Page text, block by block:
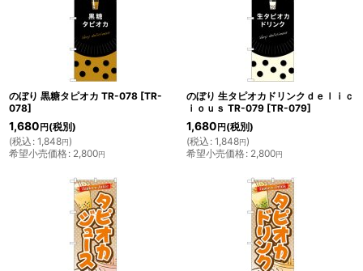
のぼり 黒糖タピオカ TR-078 [TR-
078]
1,680 円 (税別)
(税込 : 1,848円)
希望小売価格: 2,800円
のぼり 生タピオカドリンクｄｅｌｉｃ
ｉｏｕｓ TR-079 [TR-079]
1,680 円 (税別)
(税込 : 1,848円)
希望小売価格: 2,800円